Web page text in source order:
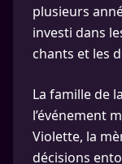
plusieurs
investi dans
chants et les
La famille de
l’événement
Violette, la
décisions